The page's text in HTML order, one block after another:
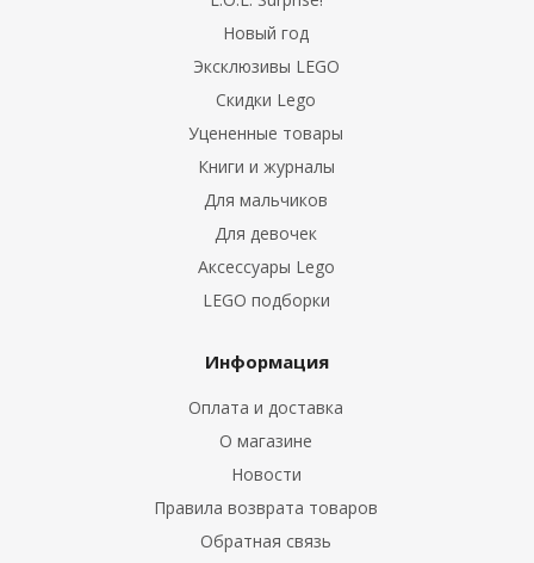
Новый год
Эксклюзивы LEGO
Скидки Lego
Уцененные товары
Книги и журналы
Для мальчиков
Для девочек
Аксессуары Lego
LEGO подборки
Информация
Оплата и доставка
О магазине
Новости
Правила возврата товаров
Обратная связь